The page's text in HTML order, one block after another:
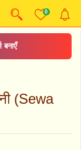
0
बनाएँ
(Sewa